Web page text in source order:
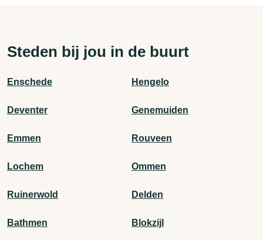
Steden bij jou in de buurt
Enschede Hengelo
Deventer Genemuiden
Emmen Rouveen
Lochem Ommen
Ruinerwold Delden
Bathmen Blokzijl